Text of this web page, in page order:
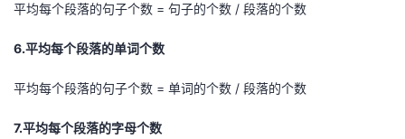
平均每个段落的句子个数 = 句子的个数 / 段落的个数
6.平均每个段落的单词个数
平均每个段落的句子个数 = 单词的个数 / 段落的个数
7.平均每个段落的字母个数